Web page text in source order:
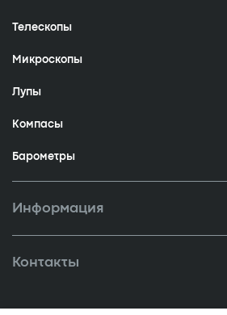
Телескопы
Микроскопы
Лупы
Компасы
Барометры
Информация
Контакты